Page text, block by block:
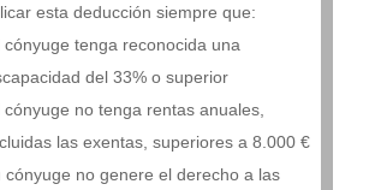
esta deducción siempre que:
cónyuge tenga reconocida una
del 33% o superior
cónyuge no tenga rentas anuales,
las exentas, superiores a 8.000 €
cónyuge no genere el derecho a las